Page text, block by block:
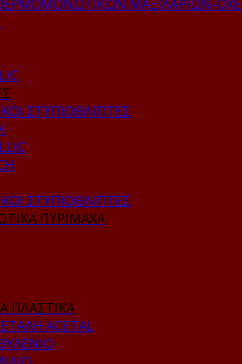
ΜΑΞΙΛΑΡΙΩΝ-
ΣΤΥΠΙΟΘΛΙΠΤΕΣ
ΣΤΥΠΙΟΘΛΙΠΤΕΣ
ΠΥΡΙΜΑΧΑ
ΠΛΑΣΤΙΚΑ
ACETAL